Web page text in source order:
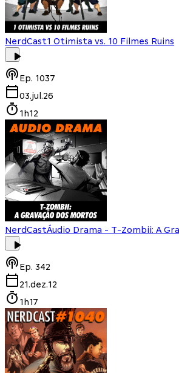
NerdCast1 Otimista vs. 10 Filmes Ruins
Ep. 1037
03.jul.26
1h12
NerdCastÁudio Drama - T-Zombii: A
Ep. 342
21.dez.12
1h17